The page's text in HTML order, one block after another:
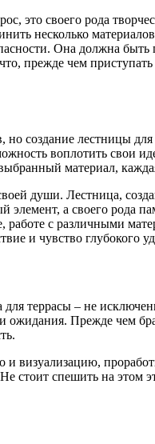
это своего рода
несколько
Она должна
прежде чем
создание лестницы
воплотить свои
материал,
души. Лестница,
а своего рода
работе с различными
и чувство глубокого
террасы – не
ожидания. Прежде чем
и визуализацию,
стоит спешить на